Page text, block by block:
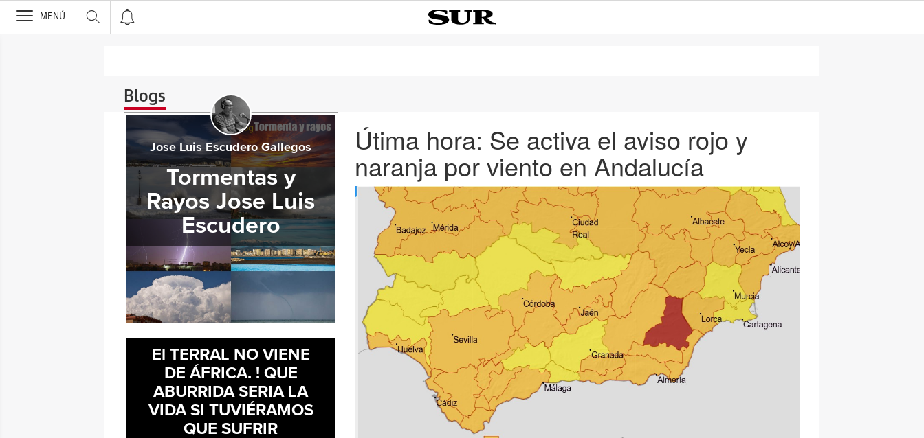
>
MENÚ
Blogs
Útima hora: Se activa el aviso rojo y
naranja por viento en Andalucía
Jose Luis Escudero Gallegos
Tormentas y
Rayos Jose Luis
Escudero
El TERRAL NO VIENE
DE ÁFRICA. ! QUE
ABURRIDA SERIA LA
VIDA SI TUVIÉRAMOS
QUE SUFRIR